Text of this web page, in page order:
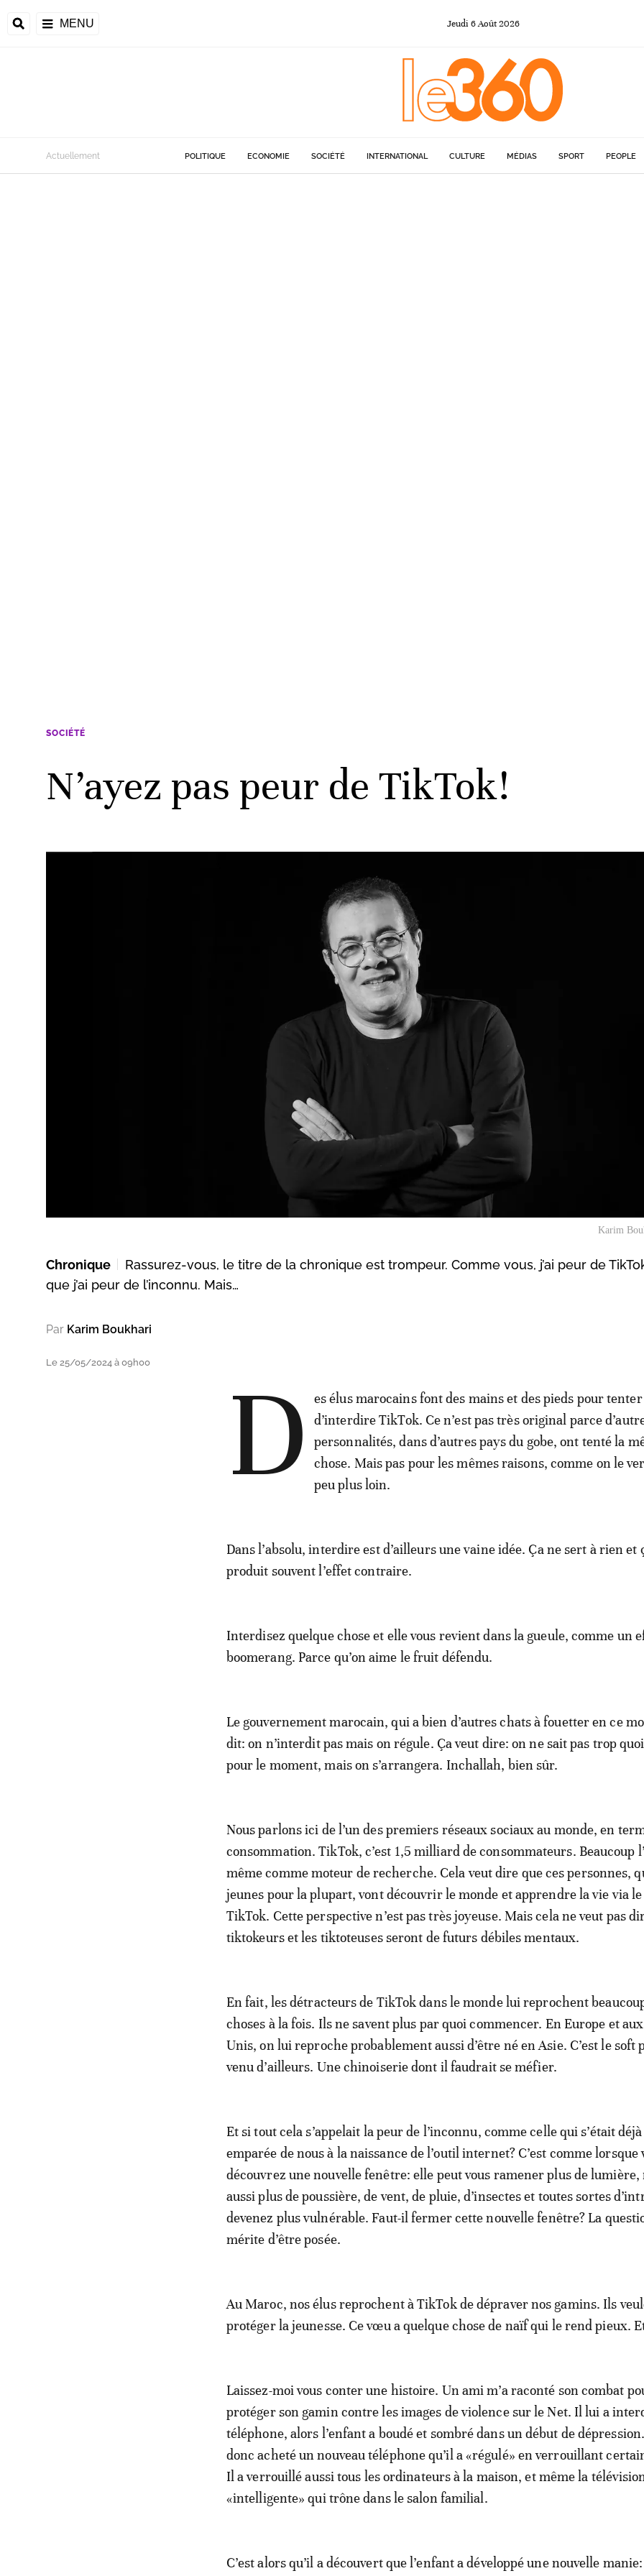
MENU Jeudi 6Août 2026
Actuellement POLITIQUE ECONOMIE SOCIÉTÉ INTERNATIONAL CULTURE MÉDIAS SPORT PEOPLE
SOCIÉTÉ
N’ayez pas peur de TikTok!
Karim
Chronique
Rassurez-vous, le titre de la chronique est trompeur. Comme vous, j’ai peur de
que j’ai peur de l’inconnu. Mais…
Par Karim Boukhari
Le 25/05/2024 à 09h00 D
es élus marocains font des mains et des pieds pour tenter
d’interdire TikTok. Ce n’est pas très original parce
personnalités, dans d’autres pays du gobe, ont tenté la
chose. Mais pas pour les mêmes raisons, comme on le
peu plus loin.
Dans l’absolu, interdire est d’ailleurs une vaine idée. Ça ne sert à rien et
produit souvent l’effet contraire.
Interdisez quelque chose et elle vous revient dans la gueule, comme un
boomerang. Parce qu’on aime le fruit défendu.
Le gouvernement marocain, qui a bien d’autres chats à fouetter en ce
dit: on n’interdit pas mais on régule. Ça veut dire: on ne sait pas trop
pour le moment, mais on s’arrangera. Inchallah, bien sûr.
Nous parlons ici de l’un des premiers réseaux sociaux au monde, en
consommation. TikTok, c’est 1,5 milliard de consommateurs. Beaucoup
même comme moteur de recherche. Cela veut dire que ces personnes,
jeunes pour la plupart, vont découvrir le monde et apprendre la vie via
TikTok. Cette perspective n’est pas très joyeuse. Mais cela ne veut pas
tiktokeurs et les tiktoteuses seront de futurs débiles mentaux.
En fait, les détracteurs de TikTok dans le monde lui reprochent
choses à la fois. Ils ne savent plus par quoi commencer. En Europe et
Unis, on lui reproche probablement aussi d’être né en Asie. C’est le soft
venu d’ailleurs. Une chinoiserie dont il faudrait se méfier.
Et si tout cela s’appelait la peur de l’inconnu, comme celle qui s’était déjà
emparée de nous à la naissance de l’outil internet? C’est comme lorsque
découvrez une nouvelle fenêtre: elle peut vous ramener plus de lumière,
aussi plus de poussière, de vent, de pluie, d’insectes et toutes sortes
devenez plus vulnérable. Faut-il fermer cette nouvelle fenêtre? La
mérite d’être posée.
Au Maroc, nos élus reprochent à TikTok de dépraver nos gamins. Ils
protéger la jeunesse. Ce vœu a quelque chose de naïf qui le rend pieux.
Laissez-moi vous conter une histoire. Un ami m’a raconté son combat
protéger son gamin contre les images de violence sur le Net. Il lui a
téléphone, alors l’enfant a boudé et sombré dans un début de
donc acheté un nouveau téléphone qu’il a «régulé» en verrouillant
Il a verrouillé aussi tous les ordinateurs à la maison, et même la
«intelligente» qui trône dans le salon familial.
C’est alors qu’il a découvert que l’enfant a développé une nouvelle